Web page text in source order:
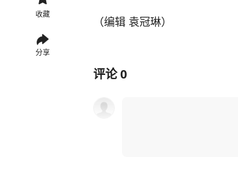
收藏
分享
（编辑 袁冠琳）
评论0